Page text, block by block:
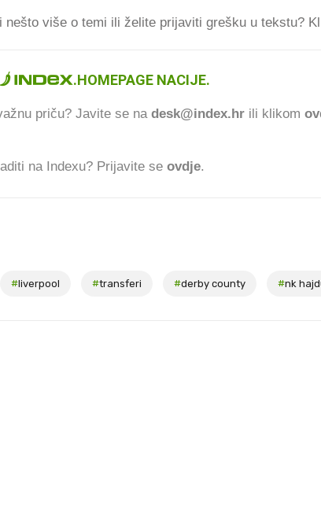
nešto više o temi ili želite prijaviti grešku u tekstu?
.HOMEPAGE NACIJE.
priču? Javite se na desk@index.hr ili klikom
na Indexu? Prijavite se ovdje.
#liverpool #transferi #derby county #nk